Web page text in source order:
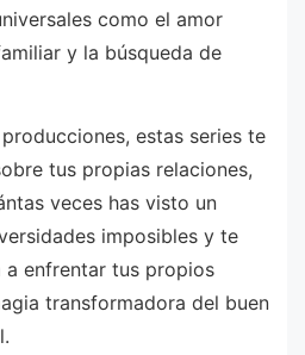
como el amor
y la búsqueda de
estas series te
tus propias relaciones,
veces has visto un
imposibles y te
enfrentar tus propios
transformadora del buen